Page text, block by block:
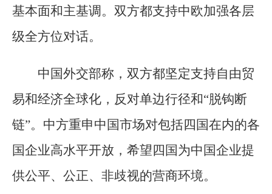
基本面和主基调。双方都支持中欧加强各层
级全方位对话。
中国外交部称，双方都坚定支持自由贸
易和经济全球化，反对单边行径和“脱钩断
链”。中方重申中国市场对包括四国在内的各
国企业高水平开放，希望四国为中国企业提
供公平、公正、非歧视的营商环境。